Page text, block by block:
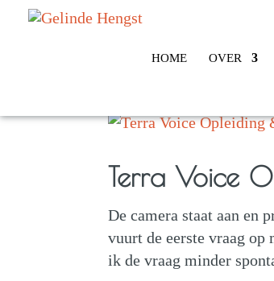
HOME OVER
Terra Voice
De camera staat aan en
vuurt de eerste vraag
ik de vraag minder